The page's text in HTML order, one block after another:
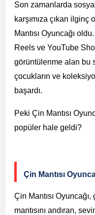
Son zamanlarda
karşımıza çıkan
Mantısı Oyuncağı
Reels ve YouTube
görüntülenme alan bu
çocukların ve
başardı.
Peki Çin Mantısı
popüler hale geldi?
Çin Mantısı
Çin Mantısı
mantısını andıran,